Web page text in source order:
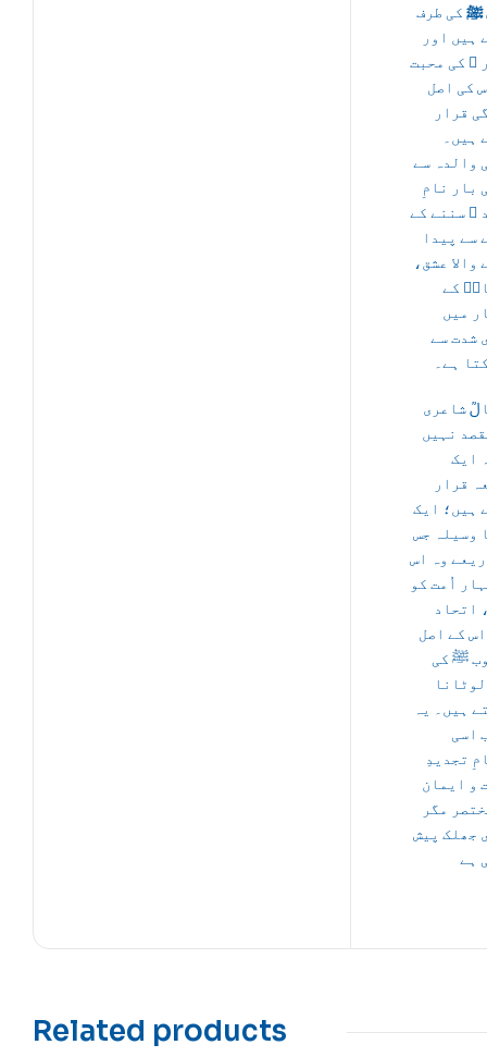
ﷺ کی طرف
ہیں اور
ﷺ کی محبت
کی اصل
قرار
ہیں۔
والدہ سے
بار نامِ
ﷺ سننے کے
سے پیدا
والا عشق،
کے
میں
شدت سے
ہے۔
شاعری
نہیں
ایک
قرار
ہیں؛ ایک
وسیلہ جس
وہ اس
اُمت کو
اتحاد
کے اصل
ﷺ کی
ہیں۔ یہ
اسی
تجدیدِ
و ایمان
مگر
جھلک پیش
ہے
Related products